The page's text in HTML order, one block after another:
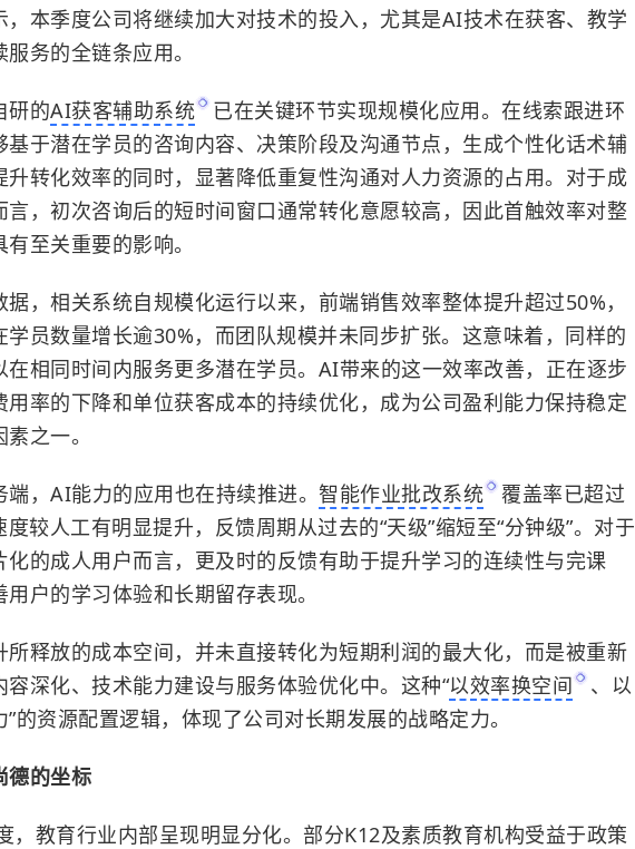
，本季度公司将继续加大对技术的投入，尤其是AI技术在获客、教学
务的全链条应用。
研的AI获客辅助系统
已在关键环节实现规模化应用。在线索跟进环
基于潜在学员的咨询内容、决策阶段及沟通节点，生成个性化话术辅
升转化效率的同时，显著降低重复性沟通对人力资源的占用。对于成
言，初次咨询后的短时间窗口通常转化意愿较高，因此首触效率对整
至关重要的影响。
，相关系统自规模化运行以来，前端销售效率整体提升超过50%，
学员数量增长逾30%，而团队规模并未同步扩张。这意味着，同样的
在相同时间内服务更多潜在学员。AI带来的这一效率改善，正在逐步
用率的下降和单位获客成本的持续优化，成为公司盈利能力保持稳定
之一。
，AI能力的应用也在持续推进。 智能作业批改系统
覆盖率已超过
较人工有明显提升，反馈周期从过去的“天级”缩短至“分钟级”。对于
化的成人用户而言，更及时的反馈有助于提升学习的连续性与完课
户的学习体验和长期留存表现。
所释放的成本空间，并未直接转化为短期利润的最大化，而是被重新
容深化、技术能力建设与服务体验优化中。这种“以效率换空间
、以
的资源配置逻辑，体现了公司对长期发展的战略定力。
德的坐标
，教育行业内部呈现明显分化。部分K12及素质教育机构受益于政策